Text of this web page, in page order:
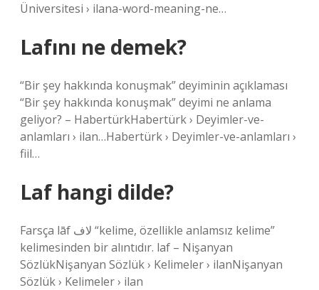
Üniversitesi › ilana-word-meaning-ne…
Lafını ne demek?
“Bir şey hakkında konuşmak” deyiminin açıklaması
“Bir şey hakkında konuşmak” deyimi ne anlama
geliyor? – HabertürkHabertürk › Deyimler-ve-
anlamları › ilan…Habertürk › Deyimler-ve-anlamları ›
fiil…
Laf hangi dilde?
Farsça lāf لاف “kelime, özellikle anlamsız kelime”
kelimesinden bir alıntıdır. laf – Nişanyan
SözlükNişanyan Sözlük › Kelimeler › ilanNişanyan
Sözlük › Kelimeler › ilan